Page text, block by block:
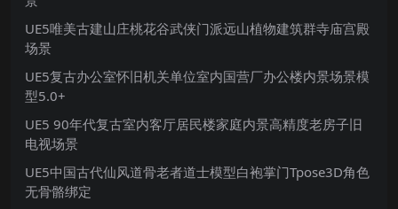
UE5唯美古建山庄桃花谷武侠门派远山植物建筑群寺庙宫殿
场景
UE5复古办公室怀旧机关单位室内国营厂办公楼内景场景模
型5.0+
UE5 90年代复古室内客厅居民楼家庭内景高精度老房子旧
电视场景
UE5中国古代仙风道骨老者道士模型白袍掌门Tpose3D角色
无骨骼绑定